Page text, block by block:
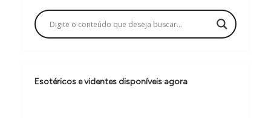
a
ç
o
d
Esotéricos e videntes disponíveis agora